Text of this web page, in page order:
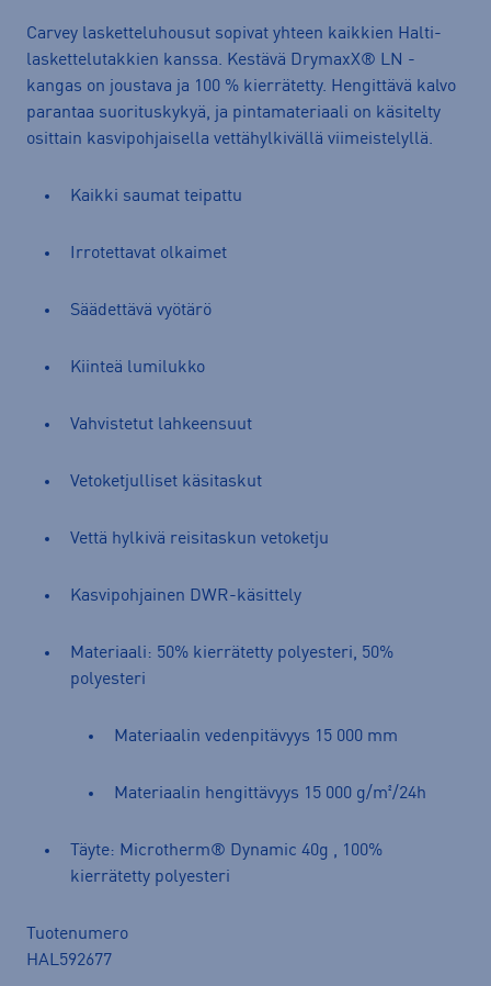
Carvey lasketteluhousut sopivat yhteen kaikkien Halti-
laskettelutakkien kanssa. Kestävä DrymaxX® LN -
kangas on joustava ja 100 % kierrätetty. Hengittävä kalvo
parantaa suorituskykyä, ja pintamateriaali on käsitelty
osittain kasvipohjaisella vettähylkivällä viimeistelyllä.
Kaikki saumat teipattu
Irrotettavat olkaimet
Säädettävä vyötärö
Kiinteä lumilukko
Vahvistetut lahkeensuut
Vetoketjulliset käsitaskut
Vettä hylkivä reisitaskun vetoketju
Kasvipohjainen DWR-käsittely
Materiaali: 50% kierrätetty polyesteri, 50%
polyesteri
Materiaalin vedenpitävyys 15 000 mm
Materiaalin hengittävyys 15 000 g/m²/24h
Täyte: Microtherm® Dynamic 40g , 100%
kierrätetty polyesteri
Tuotenumero
HAL592677